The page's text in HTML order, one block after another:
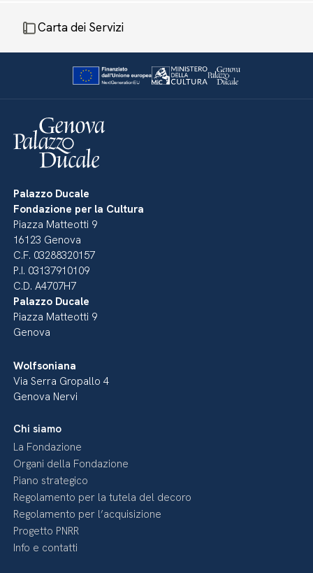
Carta dei Servizi
Palazzo Ducale
Fondazione per la Cultura
Piazza Matteotti 9
16123 Genova
C.F. 03288320157
P.I. 03137910109
C.D. A4707H7
Palazzo Ducale
Piazza Matteotti 9
Genova
Wolfsoniana
Via Serra Gropallo 4
Genova Nervi
Chi siamo
La Fondazione
Organi della Fondazione
Piano strategico
Regolamento per la tutela del decoro
Regolamento per l’acquisizione
Progetto PNRR
Info e contatti